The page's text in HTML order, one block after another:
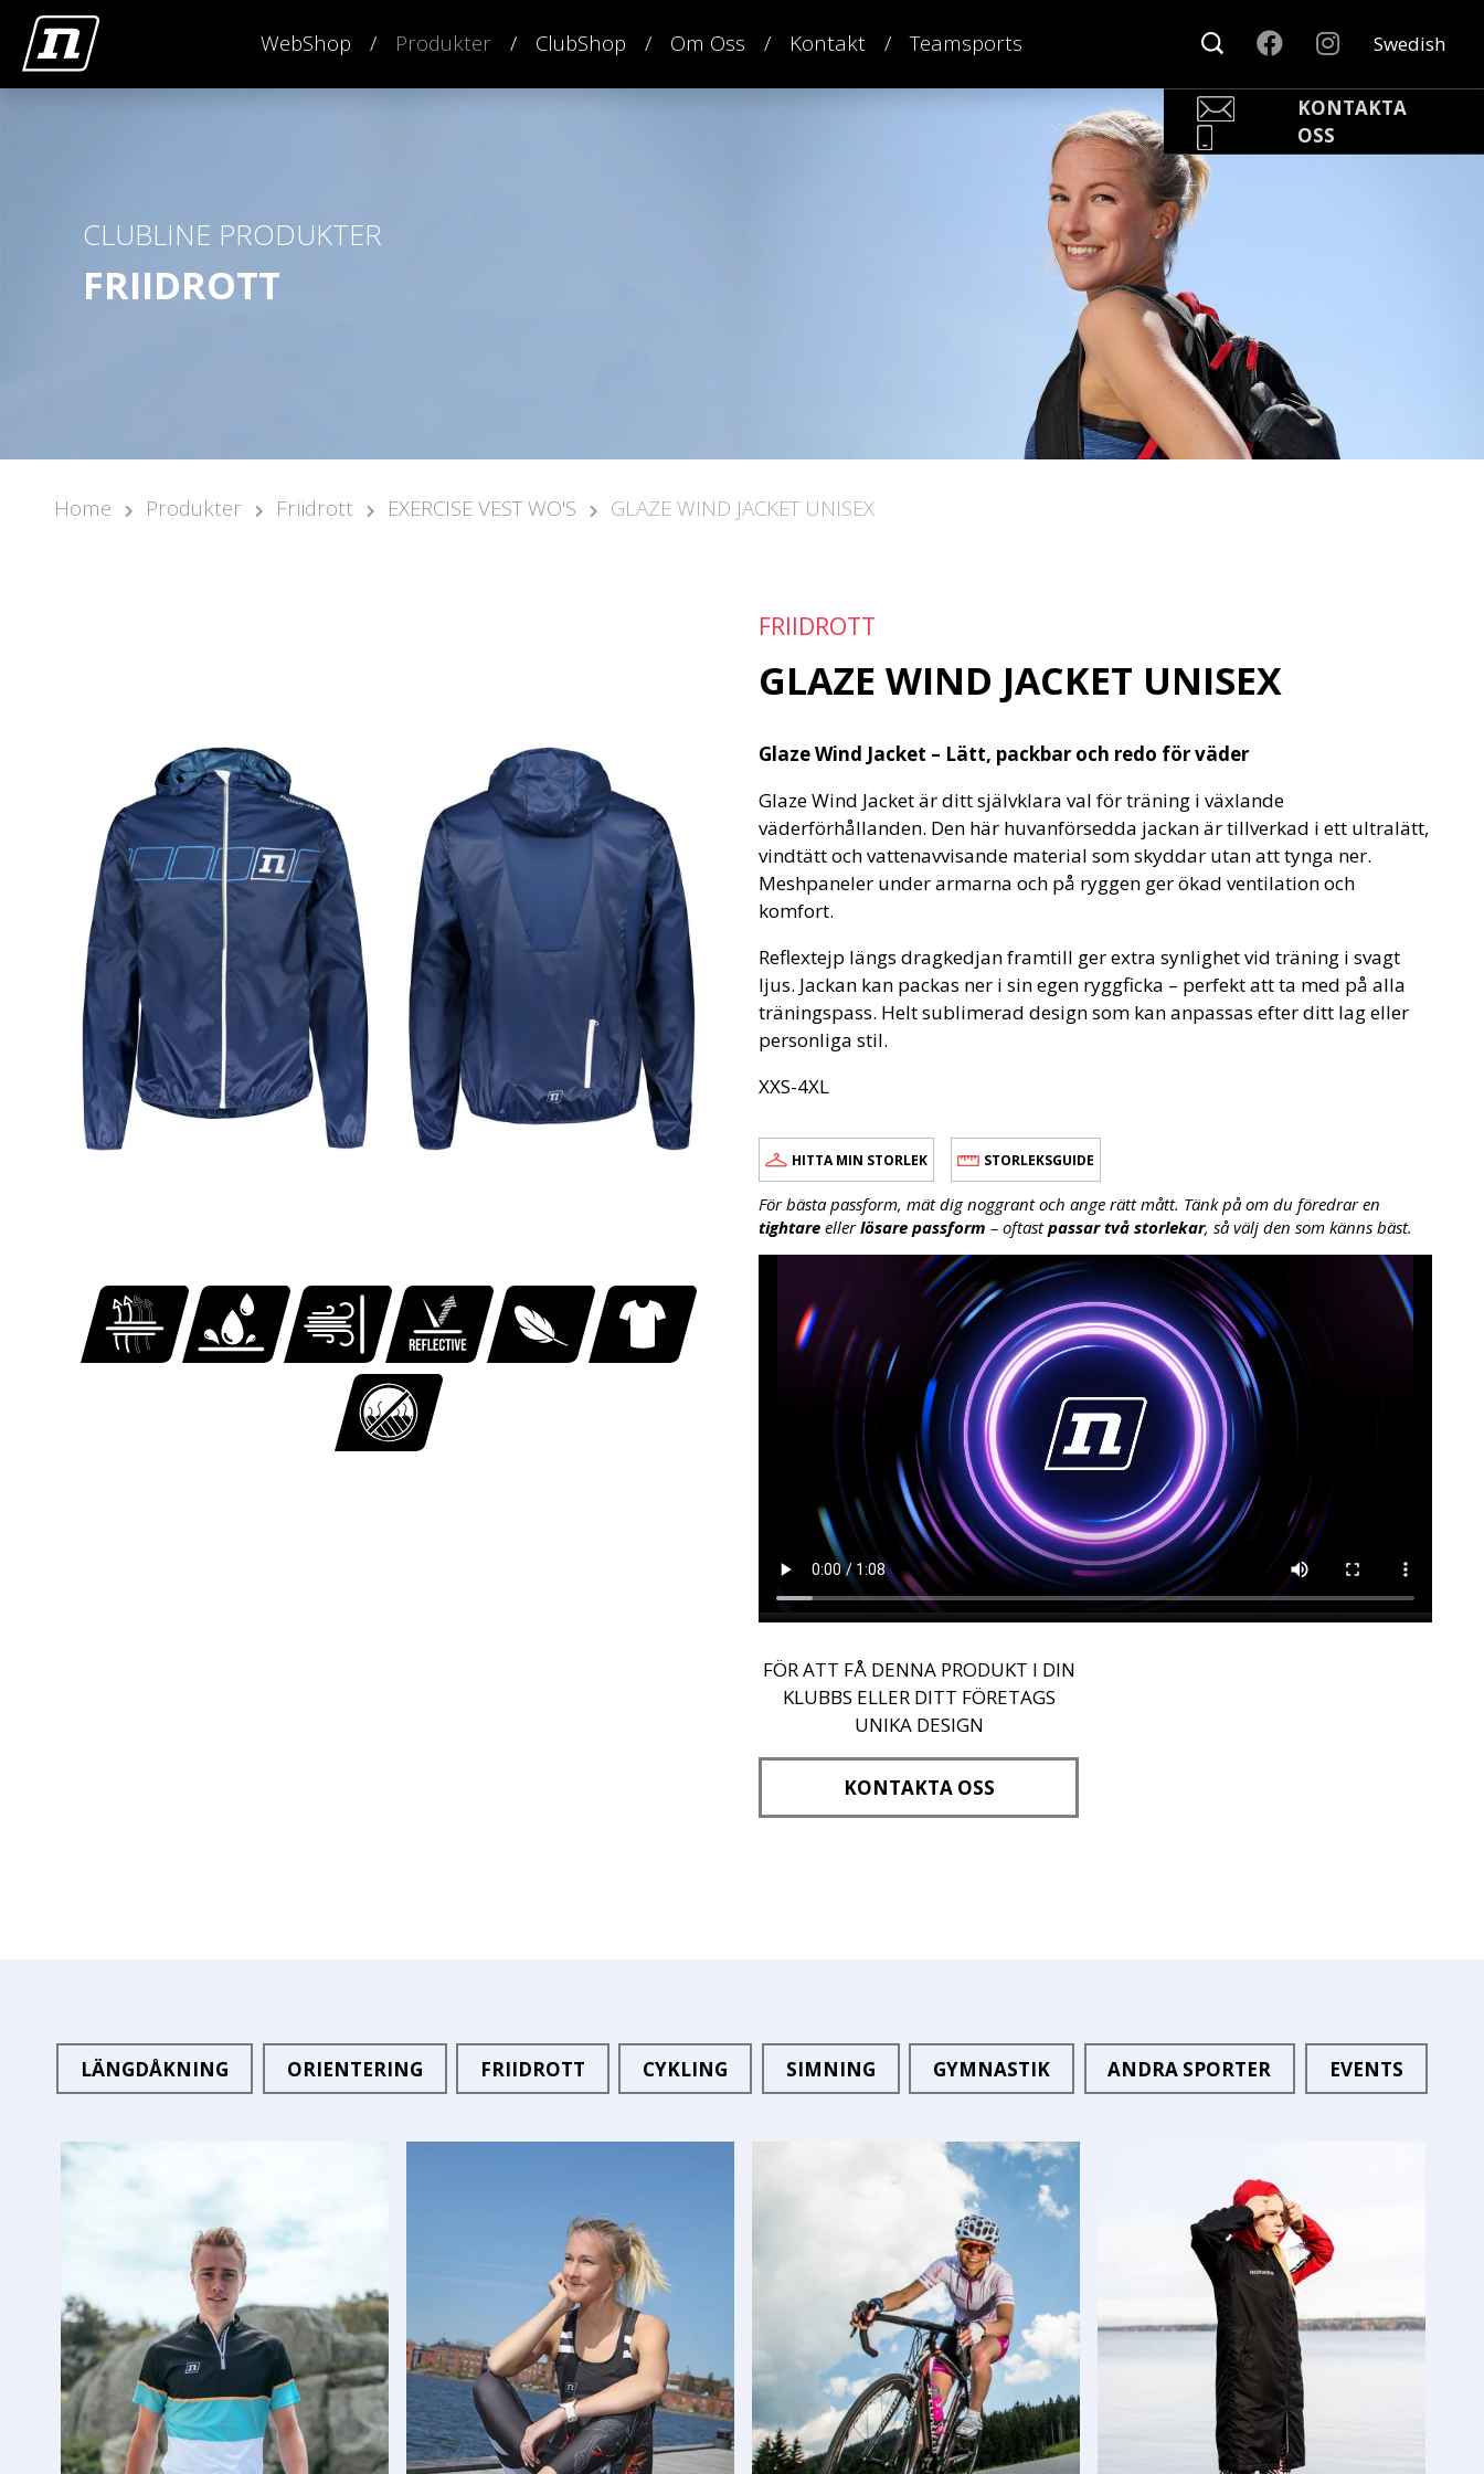
WebShop Produkter ClubShop Om Oss Kontakt Teamsports Swedish
CLUBLINE PRODUKTER
FRIIDROTT
KONTAKTA
OSS
Pär Olofsson
Country Manager Sweden
Rikard Claesson
Säljare
rikard@nonamesport.com
Phone:+46 703263884
Home Produkter Friidrott EXERCISE VEST WO'S GLAZE WIND JACKET UNISEX
FRIIDROTT
GLAZE WIND JACKET UNISEX
Glaze Wind Jacket – Lätt, packbar och redo för väder
Glaze Wind Jacket är ditt självklara val för träning i växlande
väderförhållanden. Den här huvanförsedda jackan är tillverkad i ett ultralätt,
vindtätt och vattenavvisande material som skyddar utan att tynga ner.
Meshpaneler under armarna och på ryggen ger ökad ventilation och
komfort.
Reflextejp längs dragkedjan framtill ger extra synlighet vid träning i svagt
ljus. Jackan kan packas ner i sin egen ryggficka – perfekt att ta med på alla
träningspass. Helt sublimerad design som kan anpassas efter ditt lag eller
personliga stil.
XXS-4XL
HITTA MIN STORLEK STORLEKSGUIDE
För bästa passform, mät dig noggrant och ange rätt mått. Tänk på om du föredrar en
tightare ellerlösare passform – oftastpassar två storlekar, så välj den som känns bäst.
FÖR ATT FÅ DENNA PRODUKT I DIN
KLUBBS ELLER DITT FÖRETAGS
UNIKA DESIGN
KONTAKTA OSS
LÄNGDÅKNING ORIENTERING FRIIDROTT CYKLING SIMNING GYMNASTIK ANDRA SPORTER EVENTS